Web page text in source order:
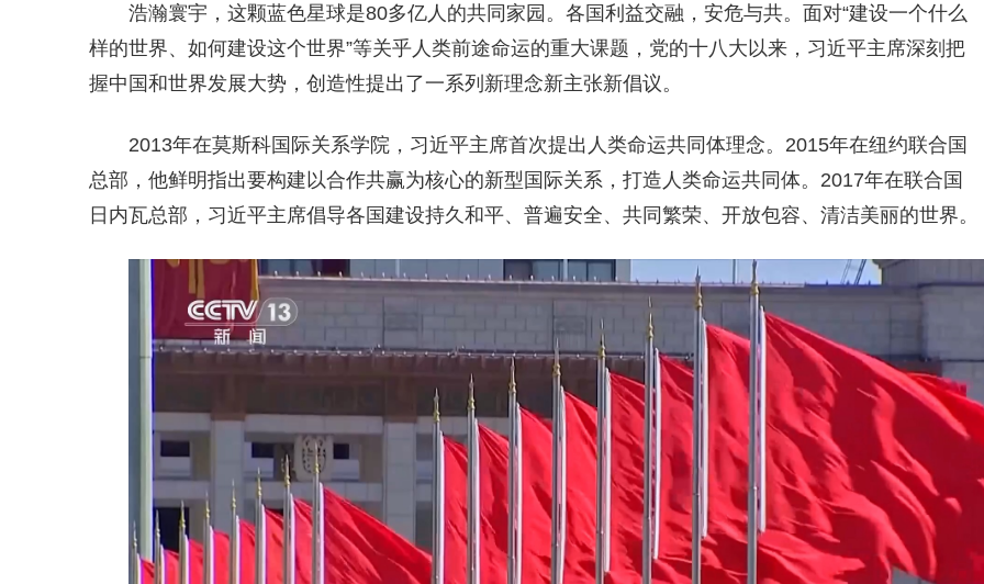
浩瀚寰宇，这颗蓝色星球是80多亿人的共同家园。各国利益交融，安危与共。面对“建设一个什么
样的世界、如何建设这个世界”等关乎人类前途命运的重大课题，党的十八大以来，习近平主席深刻把
握中国和世界发展大势，创造性提出了一系列新理念新主张新倡议。
2013年在莫斯科国际关系学院，习近平主席首次提出人类命运共同体理念。2015年在纽约联合国
总部，他鲜明指出要构建以合作共赢为核心的新型国际关系，打造人类命运共同体。2017年在联合国
日内瓦总部，习近平主席倡导各国建设持久和平、普遍安全、共同繁荣、开放包容、清洁美丽的世界。